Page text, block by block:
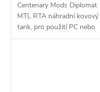
Centenary Mods Diplomat
MTL RTA náhradní kovový
tank, pro použití PC nebo
PSU tanku.